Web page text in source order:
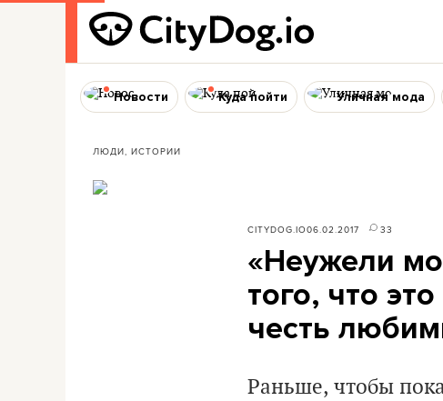
Новости Куда пойти Уличная мода
ЛЮДИ, ИСТОРИИ
CITYDOG.IO06.02.2017 33
«Неужели
того, что
честь
Раньше, чтобы